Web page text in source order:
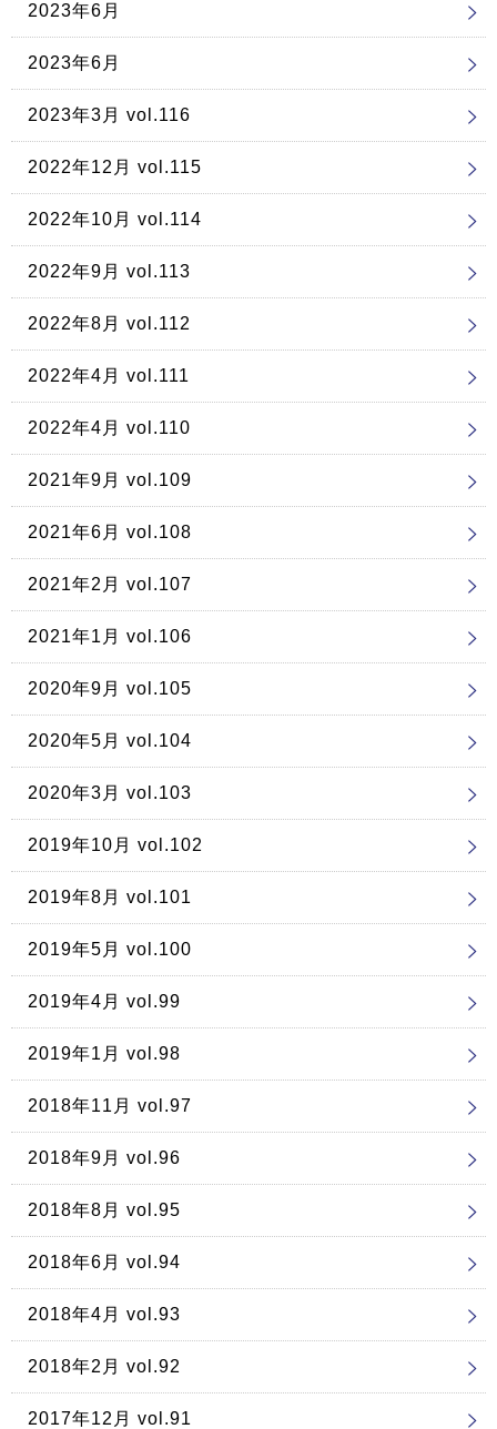
2023年6月
2023年6月
2023年3月 vol.116
2022年12月 vol.115
2022年10月 vol.114
2022年9月 vol.113
2022年8月 vol.112
2022年4月 vol.111
2022年4月 vol.110
2021年9月 vol.109
2021年6月 vol.108
2021年2月 vol.107
2021年1月 vol.106
2020年9月 vol.105
2020年5月 vol.104
2020年3月 vol.103
2019年10月 vol.102
2019年8月 vol.101
2019年5月 vol.100
2019年4月 vol.99
2019年1月 vol.98
2018年11月 vol.97
2018年9月 vol.96
2018年8月 vol.95
2018年6月 vol.94
2018年4月 vol.93
2018年2月 vol.92
2017年12月 vol.91